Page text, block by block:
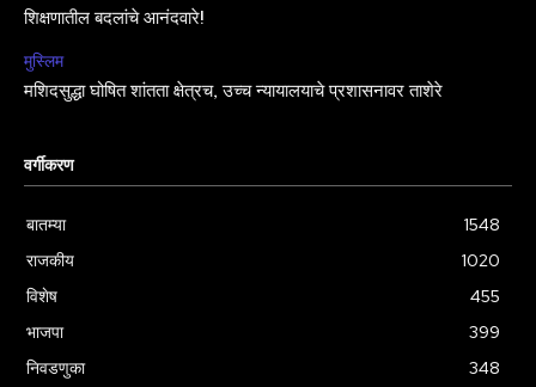
शिक्षणातील बदलांचे आनंदवारे!
मुस्लिम
मशिदसुद्धा घोषित शांतता क्षेत्रच, उच्च न्यायालयाचे प्रशासनावर ताशेरे
वर्गीकरण
बातम्या
1548
राजकीय
1020
विशेष
455
भाजपा
399
निवडणुका
348